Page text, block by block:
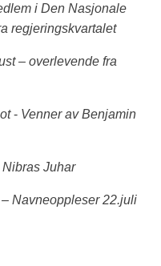
i Den Nasjonale
regjeringskvartalet
– overlevende fra
- Venner av Benjamin
Juhar
Navneoppleser 22.juli